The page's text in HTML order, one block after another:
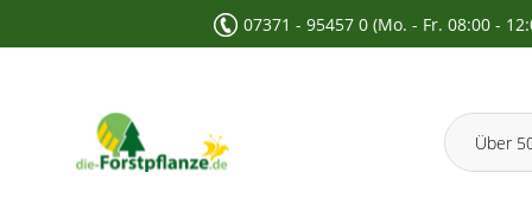
Zur Hauptnavigation springen
07371 - 95457 0 (Mo. - Fr. 08:00 -